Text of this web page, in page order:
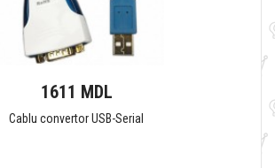
1611 MDL
Cablu convertor USB-Serial